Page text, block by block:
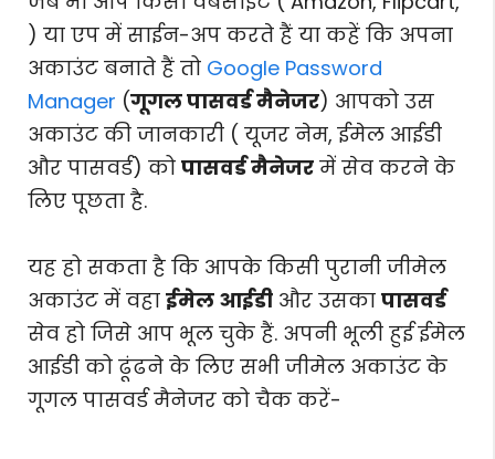
) या एप में साईन-अप करते हैं या कहें कि अपना
अकाउंट बनाते हैं तो Google Password
Manager (गूगल पासवर्ड मैनेजर) आपको उस
अकाउंट की जानकारी ( यूजर नेम, ईमेल आईडी
और पासवर्ड) को पासवर्ड मैनेजर में सेव करने के
लिए पूछता है.
यह हो सकता है कि आपके किसी पुरानी जीमेल
अकाउंट में वहा ईमेल आईडी और उसका पासवर्ड
सेव हो जिसे आप भूल चुके हैं. अपनी भूली हुई ईमेल
आईडी को ढूंढने के लिए सभी जीमेल अकाउंट के
गूगल पासवर्ड मैनेजर को चैक करें-